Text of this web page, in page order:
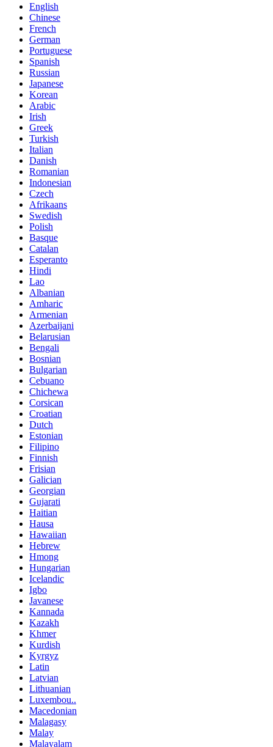
English
Chinese
French
German
Portuguese
Spanish
Russian
Japanese
Korean
Arabic
Irish
Greek
Turkish
Italian
Danish
Romanian
Indonesian
Czech
Afrikaans
Swedish
Polish
Basque
Catalan
Esperanto
Hindi
Lao
Albanian
Amharic
Armenian
Azerbaijani
Belarusian
Bengali
Bosnian
Bulgarian
Cebuano
Chichewa
Corsican
Croatian
Dutch
Estonian
Filipino
Finnish
Frisian
Galician
Georgian
Gujarati
Haitian
Hausa
Hawaiian
Hebrew
Hmong
Hungarian
Icelandic
Igbo
Javanese
Kannada
Kazakh
Khmer
Kurdish
Kyrgyz
Latin
Latvian
Lithuanian
Luxembou..
Macedonian
Malagasy
Malay
Malayalam